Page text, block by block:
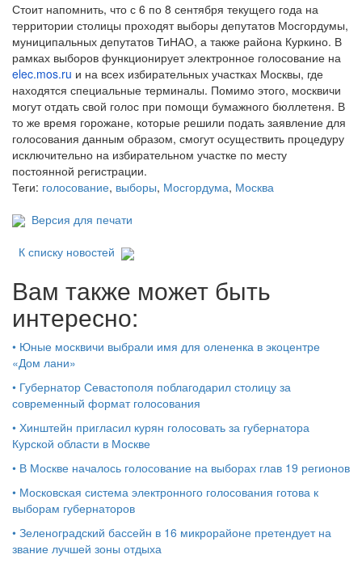
Стоит напомнить, что с 6 по 8 сентября текущего года на
территории столицы проходят выборы депутатов Мосгордумы,
муниципальных депутатов ТиНАО, а также района Куркино. В
рамках выборов функционирует электронное голосование на
elec.mos.ru и на всех избирательных участках Москвы, где
находятся специальные терминалы. Помимо этого, москвичи
могут отдать свой голос при помощи бумажного бюллетеня. В
то же время горожане, которые решили подать заявление для
голосования данным образом, смогут осуществить процедуру
исключительно на избирательном участке по месту
постоянной регистрации.
Теги: голосование, выборы, Мосгордума, Москва
Версия для печати
К списку новостей
Вам также может быть
интересно:
• Юные москвичи выбрали имя для олененка в экоцентре
«Дом лани»
• Губернатор Севастополя поблагодарил столицу за
современный формат голосования
• Хинштейн пригласил курян голосовать за губернатора
Курской области в Москве
• В Москве началось голосование на выборах глав 19 регионов
• Московская система электронного голосования готова к
выборам губернаторов
• Зеленоградский бассейн в 16 микрорайоне претендует на
звание лучшей зоны отдыха